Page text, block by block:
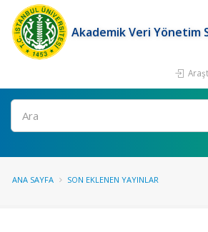
Akademik Veri Yönetim
Ara
ANA SAYFA SON EKLENEN YAYINLAR